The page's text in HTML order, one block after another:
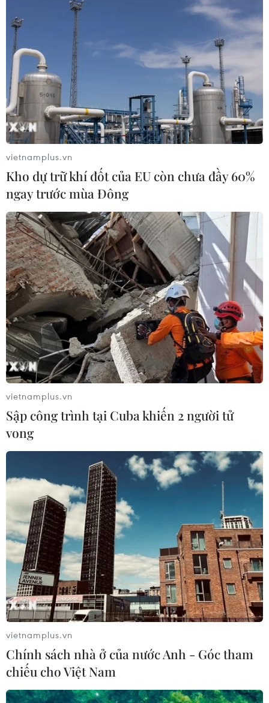
vietnamplus.vn
Kho dự trữ khí đốt của EU còn chưa đầy 60%
ngay trước mùa Đông
vietnamplus.vn
Sập công trình tại Cuba khiến 2 người tử
vong
vietnamplus.vn
Chính sách nhà ở của nước Anh - Góc tham
chiếu cho Việt Nam